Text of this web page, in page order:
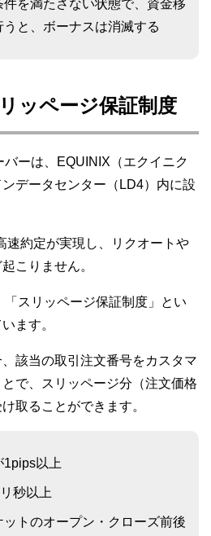
を満たさない状態で、資金移
と、ボーナスは消滅する
ッページ保証制度
ーは、EQUINIX（エクイニク
データセンター（LD4）内に設
速約定が実現し、リクオートや
こりません。
「スリッページ保証制度」とい
ます。
該当の取引注文番号をカスタマ
で、スリッページ分（注文価格
取ることができます。
1pips以上
秒以上
トのオープン・クローズ前後